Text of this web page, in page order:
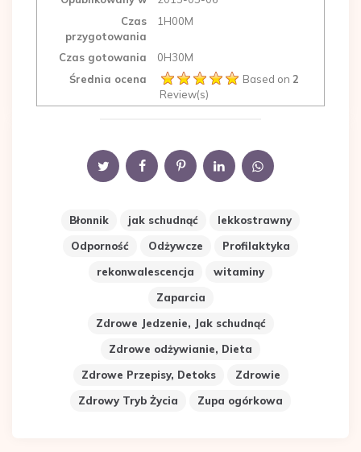
Czas
przygotowania
1H00M
Czas gotowania
0H30M
Średnia ocena
Based on 2
Review(s)
Błonnik jak schudnąć
lekkostrawny
Odporność
Odżywcze
Profilaktyka
rekonwalescencja
witaminy
Zaparcia
Zdrowe Jedzenie, Jak schudnąć
Zdrowe odżywianie, Dieta
Zdrowe Przepisy, Detoks
Zdrowie
Zdrowy Tryb Życia
Zupa ogórkowa